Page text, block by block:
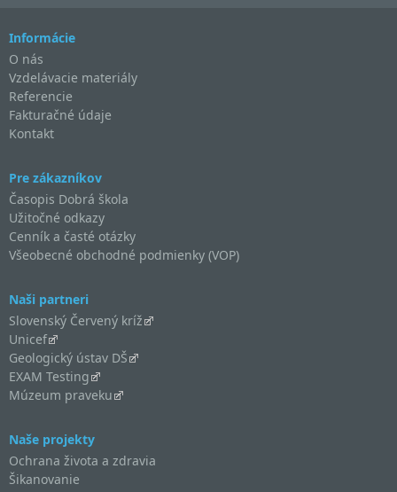
Informácie
O nás
Vzdelávacie materiály
Referencie
Fakturačné údaje
Kontakt
Pre zákazníkov
Časopis Dobrá škola
Užitočné odkazy
Cenník a časté otázky
Všeobecné obchodné podmienky (VOP)
Naši partneri
Slovenský Červený kríž
Unicef
Geologický ústav DŠ
EXAM Testing
Múzeum praveku
Naše projekty
Ochrana života a zdravia
Šikanovanie